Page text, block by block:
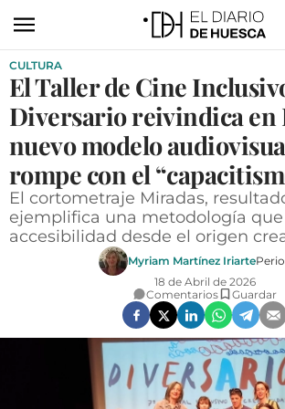
ACTUALIDAD
ECONOMÍA
TURISMO
AGROALIMENTACIÓN
DEPORTES
OPINIÓN
CULTURA
El Taller de Cine
Diversario reivindica en
nuevo modelo
rompe con el
El cortometraje Miradas,
ejemplifica una metodología
accesibilidad desde el origen
Myriam Martínez Iriarte
18 de Abril de 2026
Comentarios
Guardar